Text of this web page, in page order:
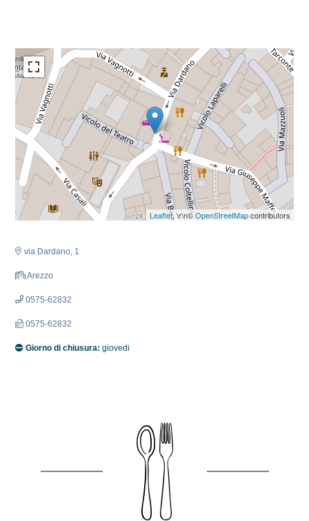
Leaflet, \r\n©OpenStreetMapcontributors
via Dardano, 1
Arezzo
0575-62832
0575-62832
Giorno di chiusura: giovedi